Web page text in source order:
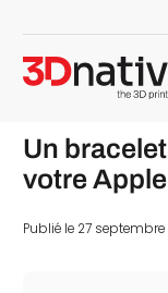
Un
votre
Publié le 27